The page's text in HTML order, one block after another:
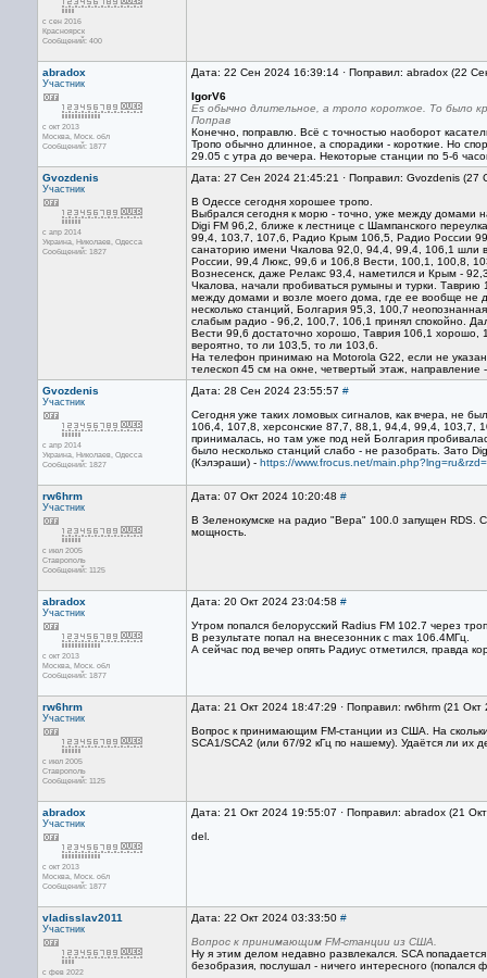
с сен 2016
Красноярск
Сообщений: 400
abradox
Участник
с окт 2013
Москва, Mоск. обл
Сообщений: 1877
Дата: 22 Сен 2024 16:39:14 · Поправил: abradox (22
IgorV6
Es обычно длительное, а тропо короткое. То было
Поправ
Конечно, поправлю. Всё с точностью наоборот
Тропо обычно длинное, а спорадики - короткие. Но
29.05 с утра до вечера. Некоторые станции по 5-6
Gvozdenis
Участник
с апр 2014
Украина, Николаев, Одесса
Сообщений: 1827
Дата: 27 Сен 2024 21:45:21 · Поправил: Gvozdenis
В Одессе сегодня хорошее тропо.
Выбрался сегодня к морю - точно, уже между домами
Digi FM 96,2, ближе к лестнице с Шампанского
99,4, 103,7, 107,6, Радио Крым 106,5, Радио России
санаторию имени Чкалова 92,0, 94,4, 99,4, 106,1 шли
России, 99,4 Люкс, 99,6 и 106,8 Вести, 100,1, 100,8,
Вознесенск, даже Релакс 93,4, наметился и Крым -
Чкалова, начали пробиваться румыны и турки.
между домами и возле моего дома, где ее вообще
несколько станций, Болгария 95,3, 100,7
слабым радио - 96,2, 100,7, 106,1 принял спокойно.
Вести 99,6 достаточно хорошо, Таврия 106,1
вероятно, то ли 103,5, то ли 103,6.
На телефон принимаю на Motorola G22, если не
телескоп 45 см на окне, четвертый этаж,
Gvozdenis
Участник
с апр 2014
Украина, Николаев, Одесса
Сообщений: 1827
Дата: 28 Сен 2024 23:55:57 #
Сегодня уже таких ломовых сигналов, как вчера, не
106,4, 107,8, херсонские 87,7, 88,1, 94,4, 99,4, 103,7,
принималась, но там уже под ней Болгария
было несколько станций слабо - не разобрать. Зато
(Кэлэраши) - https://www.frocus.net/
rw6hrm
Участник
с июл 2005
Ставрополь
Сообщений: 1125
Дата: 07 Окт 2024 10:20:48 #
В Зеленокумске на радио "Вера" 100.0 запущен RDS.
мощность.
abradox
Участник
с окт 2013
Москва, Mоск. обл
Сообщений: 1877
Дата: 20 Окт 2024 23:04:58 #
Утром попался белорусский Radius FM 102.7 через
В результате попал на внесезонник c max 106.4МГц.
А сейчас под вечер опять Радиус отметился, правда
rw6hrm
Участник
с июл 2005
Ставрополь
Сообщений: 1125
Дата: 21 Окт 2024 18:47:29 · Поправил: rw6hrm (21
Вопрос к принимающим FM-станции из США. На
SCA1/SCA2 (или 67/92 кГц по нашему). Удаётся ли их
abradox
Участник
с окт 2013
Москва, Mоск. обл
Сообщений: 1877
Дата: 21 Окт 2024 19:55:07 · Поправил: abradox (21
del.
vladisslav2011
Участник
с фев 2022
Дата: 22 Окт 2024 03:33:50 #
Вопрос к принимающим FM-станции из США.
Ну я этим делом недавно развлекался. SCA
безобразия, послушал - ничего интересного (попался